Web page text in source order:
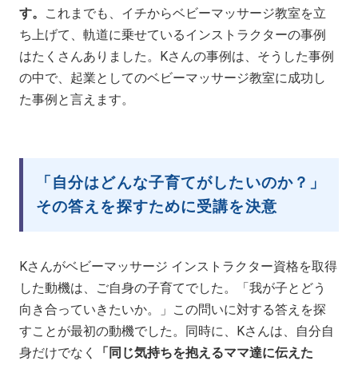
す。
これまでも、イチからベビーマッサージ教室を立
ち上げて、軌道に乗せているインストラクターの事例
はたくさんありました。Kさんの事例は、そうした事例
の中で、起業としてのベビーマッサージ教室に成功し
た事例と言えます。
「自分はどんな子育てがしたいのか？」
その答えを探すために受講を決意
Kさんがベビーマッサージ インストラクター資格を取得
した動機は、ご自身の子育てでした。「我が子とどう
向き合っていきたいか。」この問いに対する答えを探
すことが最初の動機でした。同時に、Kさんは、自分自
身だけでなく
「同じ気持ちを抱えるママ達に伝えた